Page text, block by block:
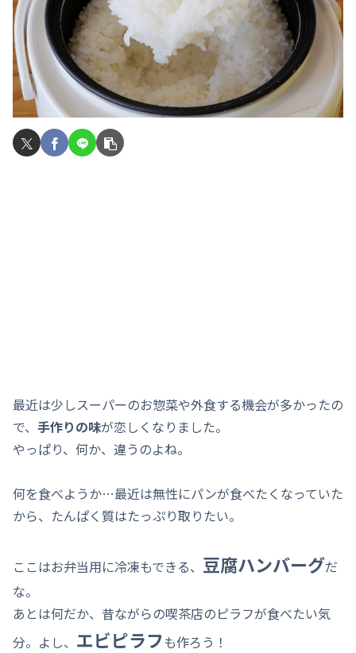
最近は少しスーパーのお惣菜や外食する機会が多かったの
で、 手作りの味が恋しくなりました。
やっぱり、何か、違うのよね。
何を食べようか…最近は無性にパンが食べたくなっていた
から、たんぱく質はたっぷり取りたい。
ここはお弁当用に冷凍もできる、 豆腐ハンバーグだ
な。
あとは何だか、昔ながらの喫茶店のピラフが食べたい気
分。よし、 エビピラフも作ろう！